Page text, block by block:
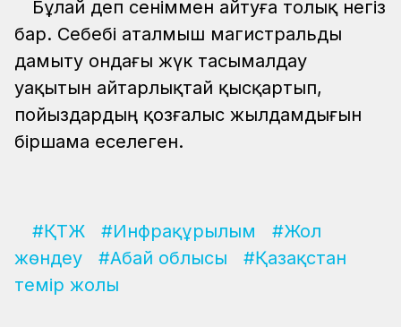
Бұлай деп сеніммен айтуға толық негіз
бар. Себебі аталмыш магистральды
дамыту ондағы жүк тасымалдау
уақытын айтарлықтай қысқартып,
пойыздардың қозғалыс жылдамдығын
біршама еселеген.
#ҚТЖ #Инфрақұрылым
#Жол
жөндеу
#Абай облысы
#Қазақстан
темір жолы